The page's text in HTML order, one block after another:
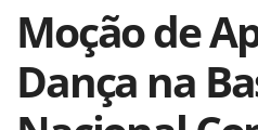
Moção de
Dança na